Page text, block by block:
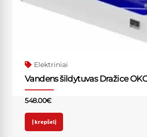
Elektriniai
Vandens šildytuvas Dražice
548.00€
Į krepšelį